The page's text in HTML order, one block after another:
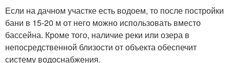
Если на дачном участке есть водоем, то после постройки
бани в 15-20 м от него можно использовать вместо
бассейна. Кроме того, наличие реки или озера в
непосредственной близости от объекта обеспечит
систему водоснабжения.